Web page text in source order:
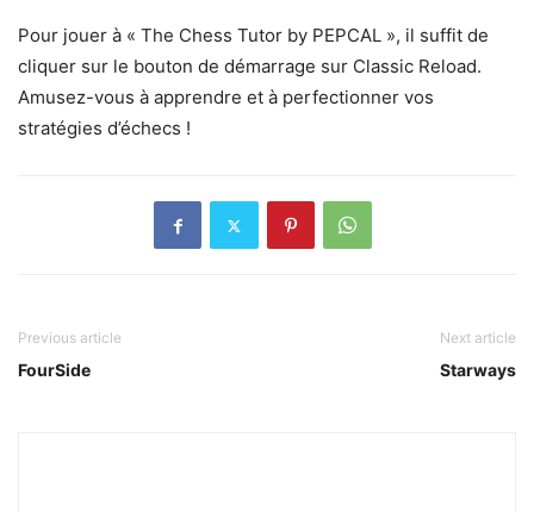
Pour jouer à « The Chess Tutor by PEPCAL », il suffit de
cliquer sur le bouton de démarrage sur Classic Reload.
Amusez-vous à apprendre et à perfectionner vos
stratégies d’échecs !
Previous article
FourSide
Next article
Starways